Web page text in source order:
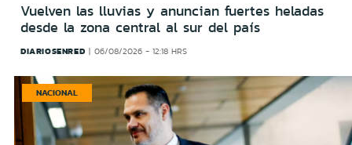
Vuelven las lluvias y anuncian fuertes heladas
desde la zona central al sur del país
DIARIOSENRED 06/08/2026 - 12:18 HRS
NACIONAL